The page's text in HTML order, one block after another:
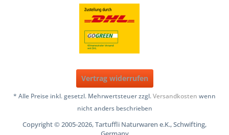
Vertrag widerrufen
* Alle Preise inkl. gesetzl. Mehrwertsteuer zzgl.Versandkosten wenn
nicht anders beschrieben
Copyright © 2005-2026, Tartuffli Naturwaren e.K., Schwifting,